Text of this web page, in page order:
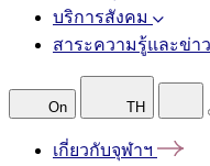
บริการสังคม
สาระความรู้และข่า
On TH
เกี่ยวกับจุฬาฯ